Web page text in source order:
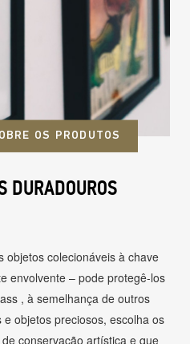
OS PRODUTOS
DURADOUROS
objetos colecionáveis à chave
envolvente – pode protegê-los
, à semelhança de outros
objetos preciosos, escolha os
conservação artística e que